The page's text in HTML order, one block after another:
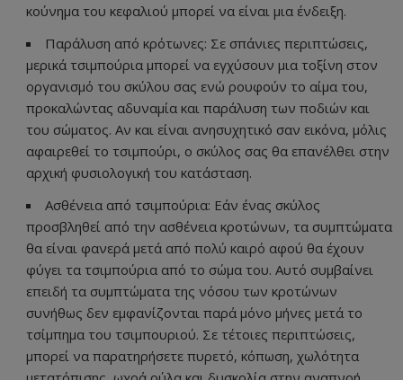
κούνημα του κεφαλιού μπορεί να είναι μια ένδειξη.
Παράλυση από κρότωνες: Σε σπάνιες περιπτώσεις,
μερικά τσιμπούρια μπορεί να εγχύσουν μια τοξίνη στον
οργανισμό του σκύλου σας ενώ ρουφούν το αίμα του,
προκαλώντας αδυναμία και παράλυση των ποδιών και
του σώματος. Αν και είναι ανησυχητικό σαν εικόνα, μόλις
αφαιρεθεί το τσιμπούρι, ο σκύλος σας θα επανέλθει στην
αρχική φυσιολογική του κατάσταση.
Ασθένεια από τσιμπούρια: Εάν ένας σκύλος
προσβληθεί από την ασθένεια κροτώνων, τα συμπτώματα
θα είναι φανερά μετά από πολύ καιρό αφού θα έχουν
φύγει τα τσιμπούρια από το σώμα του. Αυτό συμβαίνει
επειδή τα συμπτώματα της νόσου των κροτώνων
συνήθως δεν εμφανίζονται παρά μόνο μήνες μετά το
τσίμπημα του τσιμπουριού. Σε τέτοιες περιπτώσεις,
μπορεί να παρατηρήσετε πυρετό, κόπωση, χωλότητα